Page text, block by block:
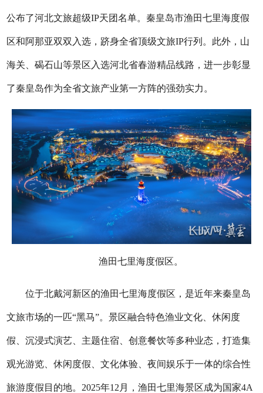
公布了河北文旅超级IP天团名单。秦皇岛市渔田七里海度假
区和阿那亚双双入选，跻身全省顶级文旅IP行列。此外，山
海关、碣石山等景区入选河北省春游精品线路，进一步彰显
了秦皇岛作为全省文旅产业第一方阵的强劲实力。
渔田七里海度假区。
位于北戴河新区的渔田七里海度假区，是近年来秦皇岛
文旅市场的一匹“黑马”。景区融合特色渔业文化、休闲度
假、沉浸式演艺、主题住宿、创意餐饮等多种业态，打造集
观光游览、休闲度假、文化体验、夜间娱乐于一体的综合性
旅游度假目的地。2025年12月，渔田七里海景区成为国家4A